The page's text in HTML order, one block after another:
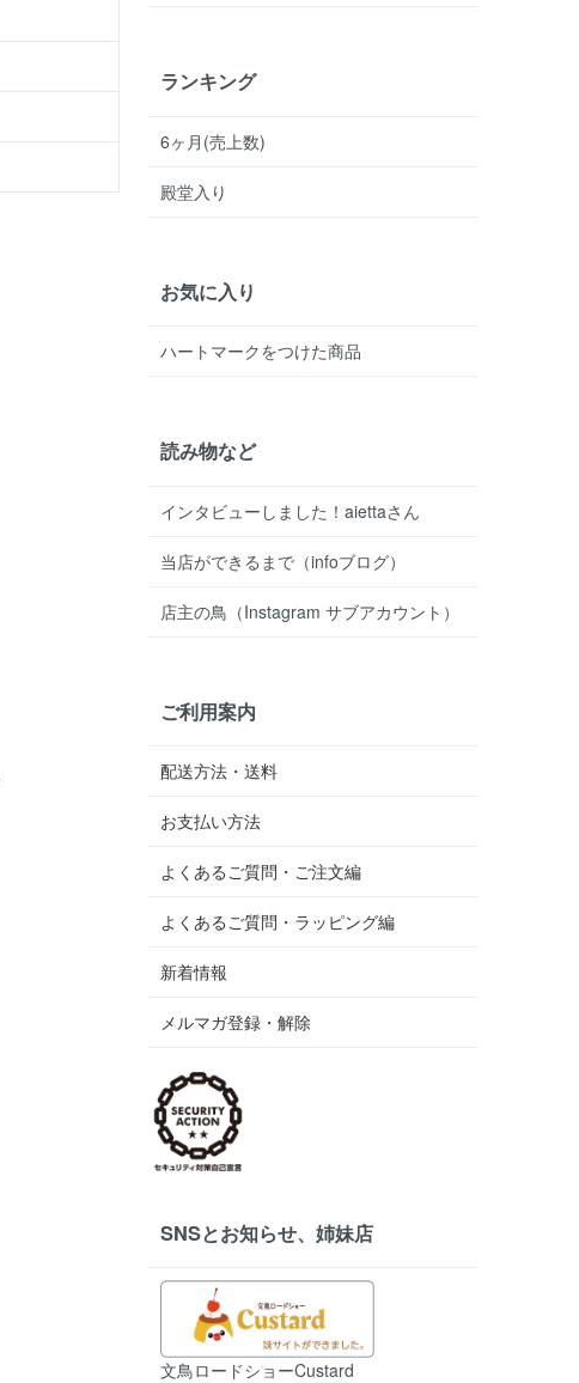
ランキング
6ヶ月(売上数)
殿堂入り
お気に入り
ハートマークをつけた商品
読み物など
インタビューしました！aiettaさん
当店ができるまで（infoブログ）
店主の鳥（Instagram サブアカウント）
ご利用案内
配送方法・送料
お支払い方法
よくあるご質問・ご注文編
よくあるご質問・ラッピング編
新着情報
メルマガ登録・解除
SNSとお知らせ、姉妹店
文鳥ロードショーCustard